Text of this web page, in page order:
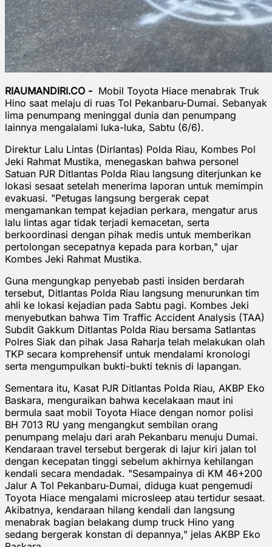
RIAUMANDIRI.CO - Mobil Toyota Hiace menabrak Truk
Hino saat melaju di ruas Tol Pekanbaru-Dumai. Sebanyak
lima penumpang meninggal dunia dan penumpang
lainnya mengalalami luka-luka, Sabtu (6/6).
Direktur Lalu Lintas (Dirlantas) Polda Riau, Kombes Pol
Jeki Rahmat Mustika, menegaskan bahwa personel
Satuan PJR Ditlantas Polda Riau langsung diterjunkan ke
lokasi sesaat setelah menerima laporan untuk memimpin
evakuasi. "Petugas langsung bergerak cepat
mengamankan tempat kejadian perkara, mengatur arus
lalu lintas agar tidak terjadi kemacetan, serta
berkoordinasi dengan pihak medis untuk memberikan
pertolongan secepatnya kepada para korban," ujar
Kombes Jeki Rahmat Mustika.
Guna mengungkap penyebab pasti insiden berdarah
tersebut, Ditlantas Polda Riau langsung menurunkan tim
ahli ke lokasi kejadian pada Sabtu pagi. Kombes Jeki
menyebutkan bahwa Tim Traffic Accident Analysis (TAA)
Subdit Gakkum Ditlantas Polda Riau bersama Satlantas
Polres Siak dan pihak Jasa Raharja telah melakukan olah
TKP secara komprehensif untuk mendalami kronologi
serta mengumpulkan bukti-bukti teknis di lapangan.
Sementara itu, Kasat PJR Ditlantas Polda Riau, AKBP Eko
Baskara, menguraikan bahwa kecelakaan maut ini
bermula saat mobil Toyota Hiace dengan nomor polisi
BH 7013 RU yang mengangkut sembilan orang
penumpang melaju dari arah Pekanbaru menuju Dumai.
Kendaraan travel tersebut bergerak di lajur kiri jalan tol
dengan kecepatan tinggi sebelum akhirnya kehilangan
kendali secara mendadak. "Sesampainya di KM 46+200
Jalur A Tol Pekanbaru-Dumai, diduga kuat pengemudi
Toyota Hiace mengalami microsleep atau tertidur sesaat.
Akibatnya, kendaraan hilang kendali dan langsung
menabrak bagian belakang dump truck Hino yang
sedang bergerak konstan di depannya," jelas AKBP Eko